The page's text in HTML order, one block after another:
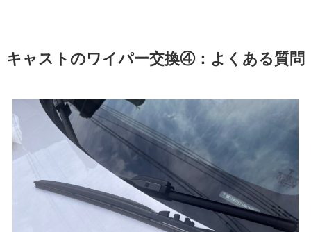
キャスト のワイパー交換④：よくある質問